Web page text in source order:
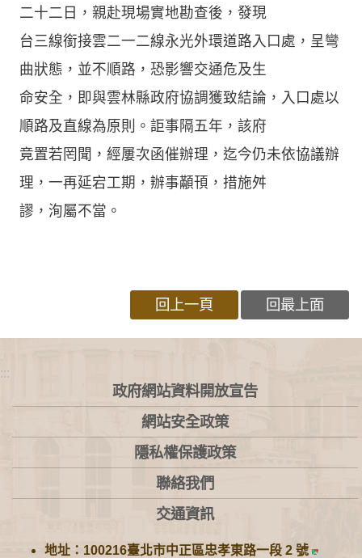
二十二日，親赴現場實地勘查後，發現
台三線銜接雲二一二線永光外環道路入口處，呈彎
曲狀態，並不順路，恐影響交通危及生
命安全，即與雲林縣政府協調獲致結論，入口處以
順路及直線為原則。詎事隔五年，該府
竟置若罔聞，經屢次函催辦理，迄今仍未依協議辦
理，一再延宕工期，辦事顢頇，措施舛
謬，洵屬不當。
回上一頁 回最上面
:::
政府網站資料開放宣告
網站安全政策
隱私權保護政策
聯絡我們
交通資訊
地址：100216臺北市中正區忠孝東路一段 2 號